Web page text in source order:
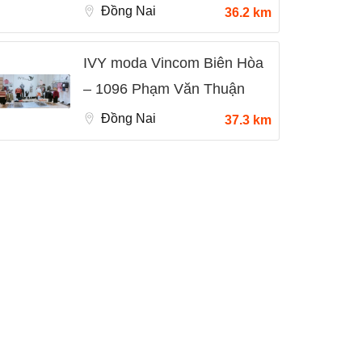
Đồng Nai 36.2 km
IVY moda Vincom Biên Hòa
– 1096 Phạm Văn Thuận
Đồng Nai 37.3 km